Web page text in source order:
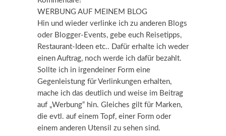
WERBUNG AUF MEINEM BLOG
Hin und wieder verlinke ich zu anderen Blogs
oder Blogger-Events, gebe euch Reisetipps,
Restaurant-Ideen etc.. Dafür erhalte ich weder
einen Auftrag, noch werde ich dafür bezahlt.
Sollte ich in irgendeiner Form eine
Gegenleistung für Verlinkungen erhalten,
mache ich das deutlich und weise im Beitrag
auf „Werbung“ hin. Gleiches gilt für Marken,
die evtl. auf einem Topf, einer Form oder
einem anderen Utensil zu sehen sind.